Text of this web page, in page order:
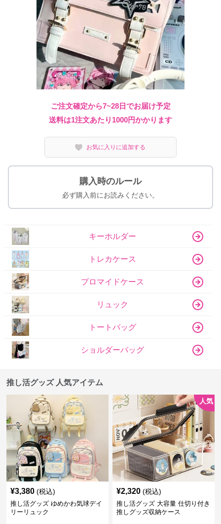
ご注文確定から7~28日でお届け予定
送料は1注文あたり 1000円かかります
お気に入りに追加する
購入時のルール
必ず購入前にお読みください。
キーホルダー
トレカケース
プロマイドケース
リュック
トートバッグ
ショルダーバッグ
推し活グッズ 人気アイテム
¥3,380 (税込)
推し活グッズ ゆめかわ気球デイ
リーリュック
人気
¥2,320 (税込)
推し活グッズ 大容量 仕切り付き
推しグッズ収納ケース